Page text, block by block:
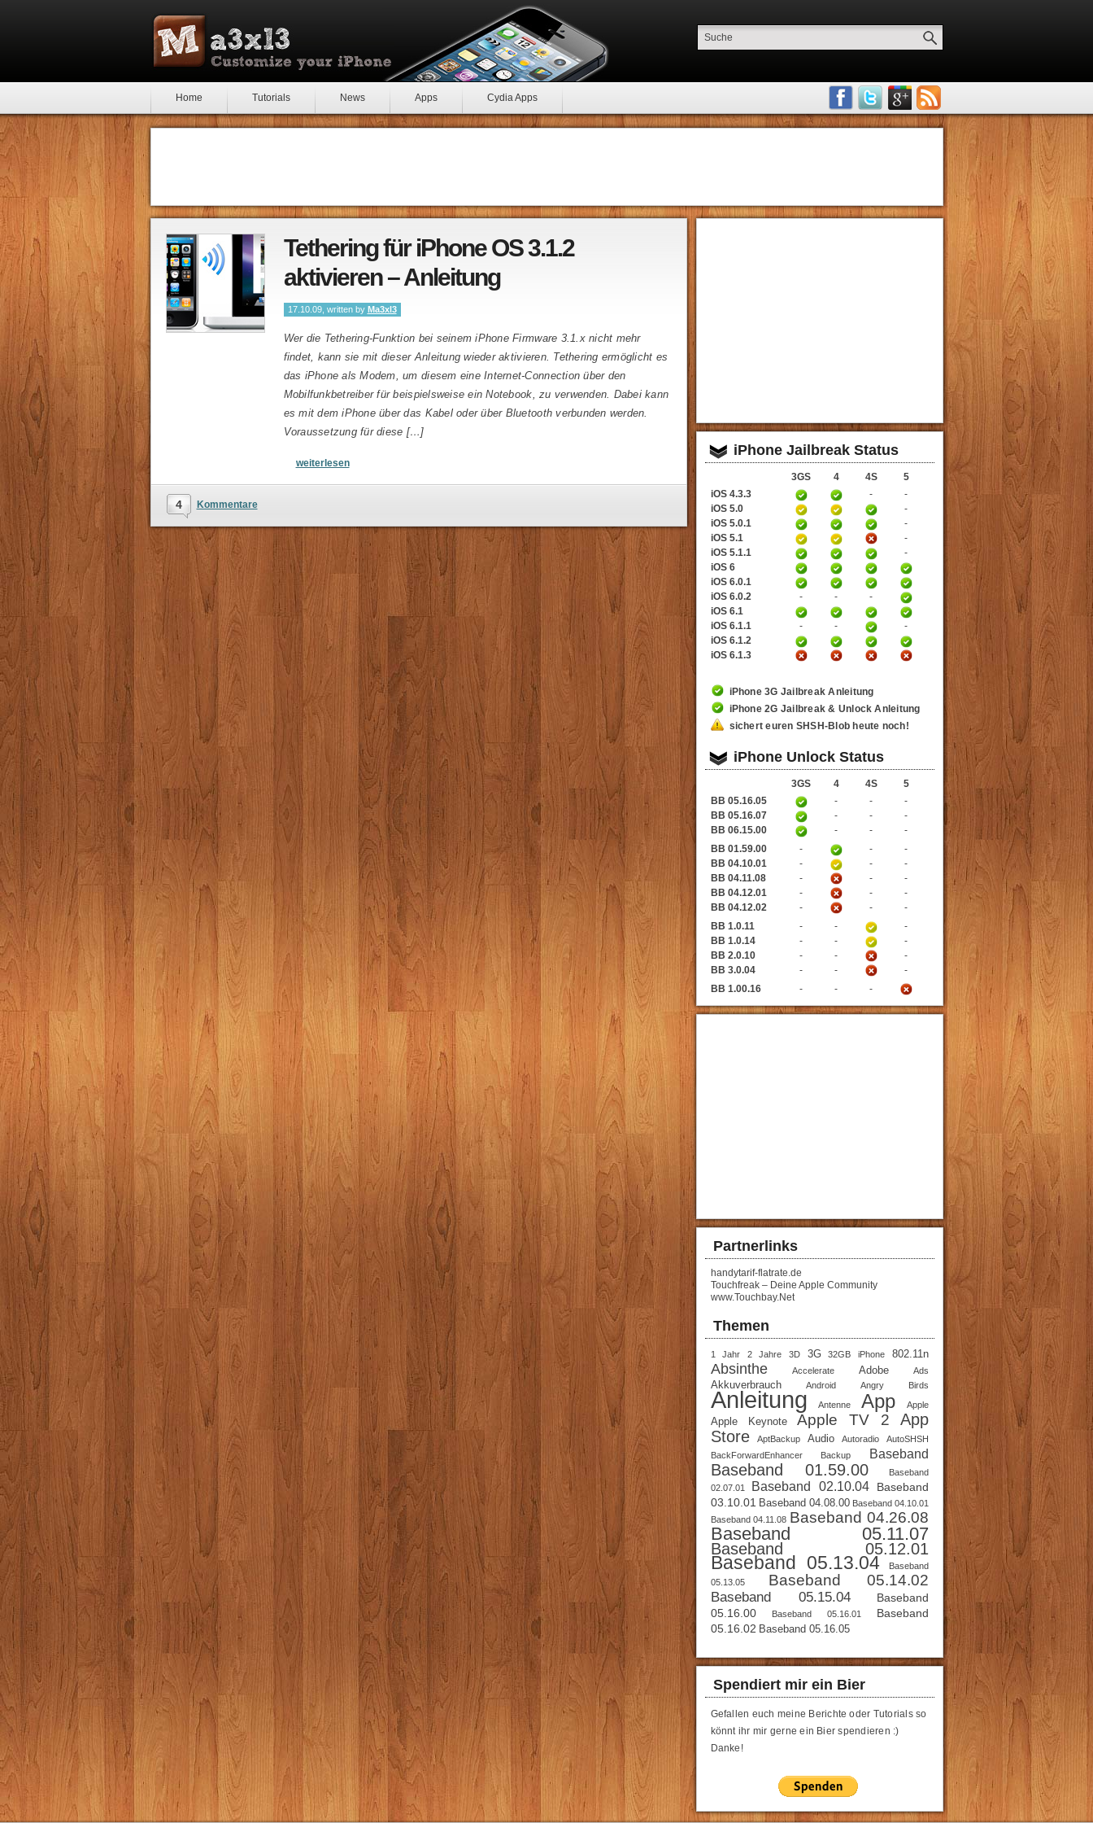
Home Tutorials News Apps Cydia Apps
Tethering für iPhone OS 3.1.2
aktivieren – Anleitung
17.10.09, written by Ma3xl3
Wer die Tethering-Funktion bei seinem iPhone Firmware 3.1.x nicht mehr
findet, kann sie mit dieser Anleitung wieder aktivieren. Tethering ermöglicht es
das iPhone als Modem, um diesem eine Internet-Connection über den
Mobilfunkbetreiber für beispielsweise ein Notebook, zu verwenden. Dabei kann
es mit dem iPhone über das Kabel oder über Bluetooth verbunden werden.
Voraussetzung für diese […]
weiterlesen
4 Kommentare
iPhone Jailbreak Status
3GS 4 4S
5
iOS 4.3.3
-
-
iOS 5.0
-
iOS 5.0.1
-
iOS 5.1
-
iOS 5.1.1
-
iOS 6
iOS 6.0.1
iOS 6.0.2
- -
-
iOS 6.1
iOS 6.1.1
- -
-
iOS 6.1.2
iOS 6.1.3
iPhone 3G Jailbreak Anleitung
iPhone 2G Jailbreak & Unlock Anleitung
sichert euren SHSH-Blob heute noch!
iPhone Unlock Status
3GS 4 4S
5
BB 05.16.05
- -
-
BB 05.16.07
- -
-
BB 06.15.00
- -
-
BB 01.59.00
- -
-
BB 04.10.01
- -
-
BB 04.11.08
- -
-
BB 04.12.01
- -
-
BB 04.12.02
- -
-
BB 1.0.11
- -
-
BB 1.0.14
- -
-
BB 2.0.10
- -
-
BB 3.0.04
- -
-
BB 1.00.16
- - -
Partnerlinks
handytarif-flatrate.de
Touchfreak – Deine Apple Community
www.Touchbay.Net
Themen
1 Jahr 2 Jahre 3D 3G 32GB iPhone 802.11n
Absinthe Accelerate Adobe Ads
Akkuverbrauch Android Angry Birds
Anleitung Antenne App Apple
Apple Keynote Apple TV 2
App
Store
AptBackup Audio Autoradio
AutoSHSH
BackForwardEnhancer
Backup Baseband
Baseband 01.59.00
Baseband
02.07.01
Baseband 02.10.04
Baseband
03.10.01 Baseband 04.08.00 Baseband 04.10.01
Baseband 04.11.08 Baseband 04.26.08
Baseband 05.11.07
Baseband 05.12.01
Baseband 05.13.04
Baseband
05.13.05
Baseband 05.14.02
Baseband 05.15.04
Baseband
05.16.00
Baseband 05.16.01
Baseband
05.16.02 Baseband 05.16.05
Spendiert mir ein Bier
Gefallen euch meine Berichte oder Tutorials so
könnt ihr mir gerne ein Bier spendieren :)
Danke!